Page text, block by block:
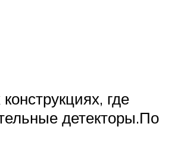
где
детекторы.По